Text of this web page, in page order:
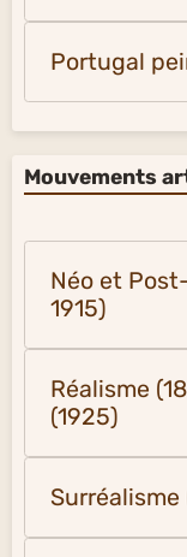
Portugal
Mouvements
Néo et
1915)
Réalisme
(1925)